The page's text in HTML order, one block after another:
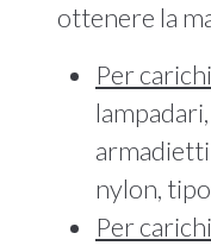
ottenere la
Per
nylon,
Per